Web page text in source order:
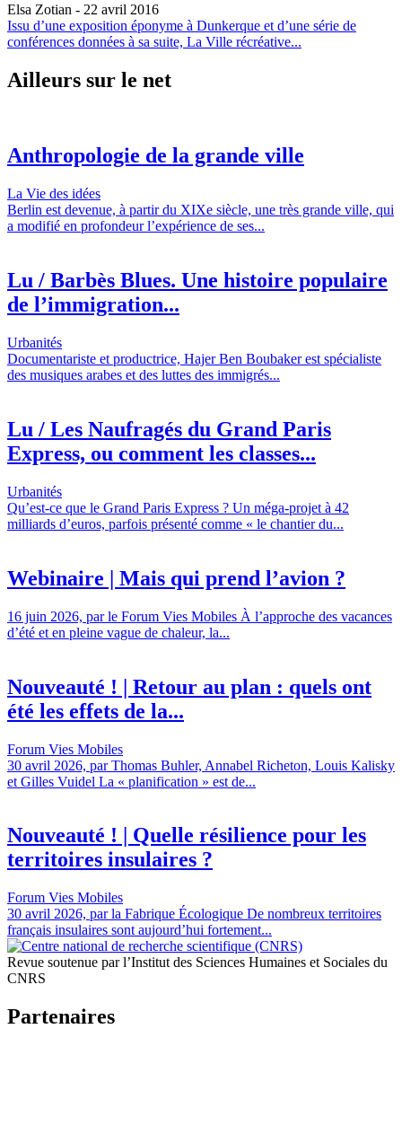
Elsa Zotian - 22 avril 2016
Issu d’une exposition éponyme à Dunkerque et d’une série de
conférences données à sa suite, La Ville récréative...
Ailleurs sur le net
Anthropologie de la grande ville
La Vie des idées
Berlin est devenue, à partir du XIXe siècle, une très grande ville, qui
a modifié en profondeur l’expérience de ses...
Lu / Barbès Blues. Une histoire populaire
de l’immigration...
Urbanités
Documentariste et productrice, Hajer Ben Boubaker est spécialiste
des musiques arabes et des luttes des immigrés...
Lu / Les Naufragés du Grand Paris
Express, ou comment les classes...
Urbanités
Qu’est-ce que le Grand Paris Express ? Un méga-projet à 42
milliards d’euros, parfois présenté comme « le chantier du...
Webinaire | Mais qui prend l’avion ?
16 juin 2026, par le Forum Vies Mobiles À l’approche des vacances
d’été et en pleine vague de chaleur, la...
Nouveauté ! | Retour au plan : quels ont
été les effets de la...
Forum Vies Mobiles
30 avril 2026, par Thomas Buhler, Annabel Richeton, Louis Kalisky
et Gilles Vuidel La « planification » est de...
Nouveauté ! | Quelle résilience pour les
territoires insulaires ?
Forum Vies Mobiles
30 avril 2026, par la Fabrique Écologique De nombreux territoires
français insulaires sont aujourd’hui fortement...
Revue soutenue par l’Institut des Sciences Humaines et Sociales du
CNRS
Partenaires